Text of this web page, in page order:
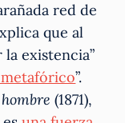
red de
que al
existencia”
”.
(1871),